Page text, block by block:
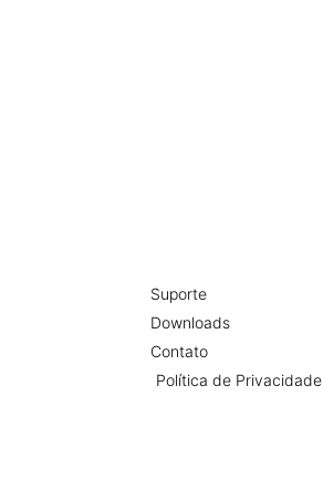
Suporte
Downloads
Contato
Política de Privacidade